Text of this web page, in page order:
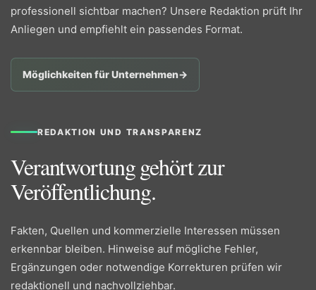
professionell sichtbar machen? Unsere Redaktion prüft Ihr
Anliegen und empfiehlt ein passendes Format.
Möglichkeiten für Unternehmen→
REDAKTION UND TRANSPARENZ
Verantwortung gehört zur
Veröffentlichung.
Fakten, Quellen und kommerzielle Interessen müssen
erkennbar bleiben. Hinweise auf mögliche Fehler,
Ergänzungen oder notwendige Korrekturen prüfen wir
redaktionell und nachvollziehbar.